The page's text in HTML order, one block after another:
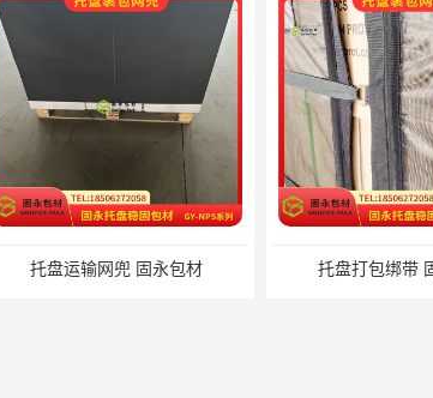
托盘打包绑带 固永包材 托盘裹包布兜